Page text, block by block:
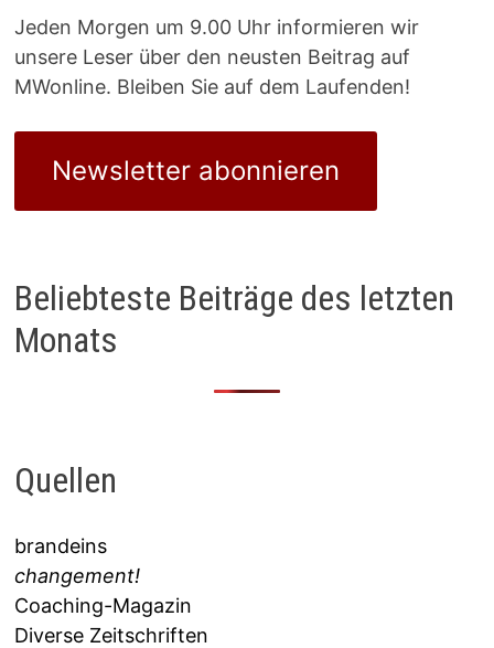
Jeden Morgen um 9.00 Uhr informieren wir
unsere Leser über den neusten Beitrag auf
MWonline. Bleiben Sie auf dem Laufenden!
Newsletter abonnieren
Beliebteste Beiträge des letzten
Monats
Quellen
brandeins
changement!
Coaching-Magazin
Diverse Zeitschriften